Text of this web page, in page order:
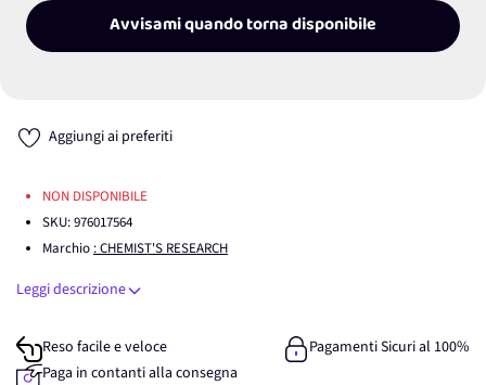
Avvisami quando torna disponibile
Aggiungi ai preferiti
NON DISPONIBILE
SKU:976017564
Marchio : CHEMIST'S RESEARCH
Leggi descrizione
Reso facile e veloce
Pagamenti Sicuri al 100%
Paga in contanti alla consegna